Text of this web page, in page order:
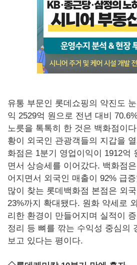
유통 부문인 롯데쇼핑의 약진도
익 2529억 원으로 전년 대비
노릇을 톡톡히 한 것은 백화점이
황이 외국인 관광객들의 지갑을
화점은 1분기 영업이익이 1912억
면서 상승세를 이어갔다. 백화점
어지면서 외국인 매출이 92% 급
많이 찾는 롯데백화점 본점은 외
23%까지 확대됐다. 원화 약세로
리한 환경이 만들어지며 실적이
정리 등 뼈를 깎는 수익성 중심의
보고 있다는 평이다.